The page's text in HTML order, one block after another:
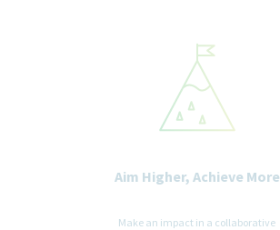
Aim Higher, Achieve More
Make an impact in a collaborative